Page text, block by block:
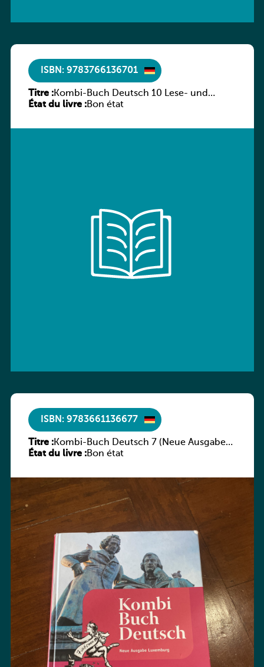
ISBN: 9783766136701
Titre :Kombi-Buch Deutsch 10 Lese- und
Sprachbuch
État du livre :Bon état
ISBN: 9783661136677
Titre :Kombi-Buch Deutsch 7 (Neue Ausgabe
Luxemburg)
État du livre :Bon état